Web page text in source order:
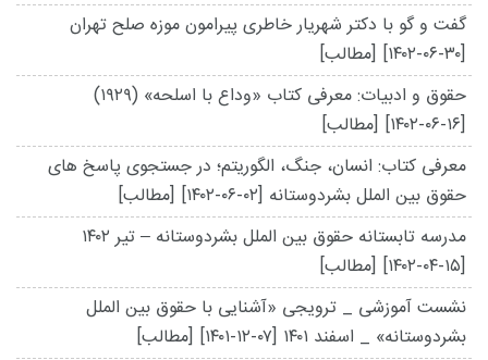
گفت و گو با دکتر شهریار خاطری پیرامون موزه صلح تهران
[۱۴۰۲-۰۶-۳۰] [مطالب]
حقوق و ادبیات: معرفی کتاب «وداع با اسلحه» (۱۹۲۹)
[۱۴۰۲-۰۶-۱۶] [مطالب]
معرفی کتاب: انسان، جنگ، الگوریتم؛ در جستجوی پاسخ های
حقوق بین الملل بشردوستانه [۱۴۰۲-۰۶-۰۲] [مطالب]
مدرسه تابستانه حقوق بین الملل بشردوستانه – تیر ۱۴۰۲
[۱۴۰۲-۰۴-۱۵] [مطالب]
نشست آموزشی _ ترویجی «آشنایی با حقوق بین الملل
بشردوستانه» _ اسفند ۱۴۰۱
[۱۴۰۱-۱۲-۰۷] [مطالب]